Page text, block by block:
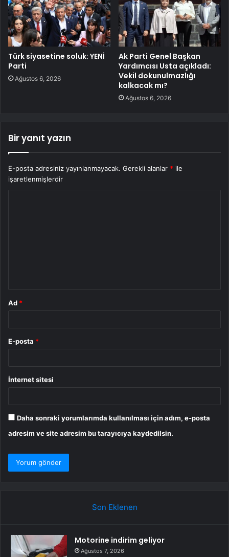
Türk siyasetine soluk: YENİ
Parti
Ağustos 6, 2026
Ak Parti Genel Başkan
Yardımcısı Usta açıkladı:
Vekil dokunulmazlığı
kalkacak mı?
Ağustos 6, 2026
Bir yanıt yazın
E-posta adresiniz yayınlanmayacak. Gerekli alanlar * ile
işaretlenmişlerdir
Ad *
E-posta *
İnternet sitesi
Daha sonraki yorumlarımda kullanılması için adım, e-posta
adresim ve site adresim bu tarayıcıya kaydedilsin.
Son Eklenen
Motorine indirim geliyor
Ağustos 7, 2026